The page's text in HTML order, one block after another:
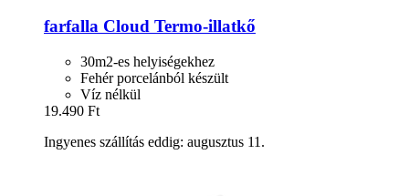
farfalla Cloud Termo-​illatkő
30m2-es helyiségekhez
Fehér porcelánból készült
Víz nélkül
19.490 Ft
Ingyenes szállítás eddig: augusztus 11.